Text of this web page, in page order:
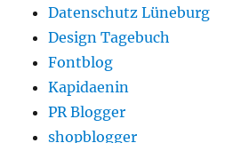
Datenschutz Lüneburg
Design Tagebuch
Fontblog
Kapidaenin
PR Blogger
shopblogger